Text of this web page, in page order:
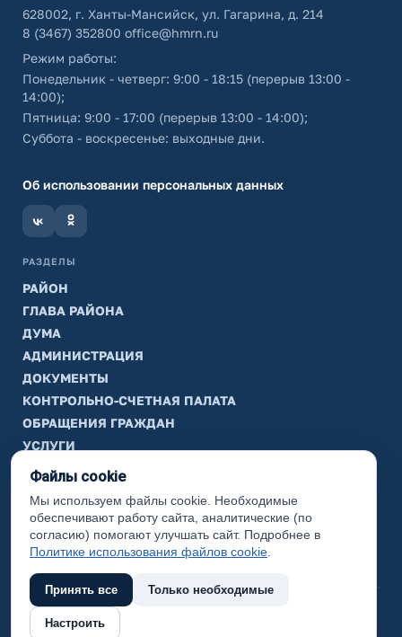
628002, г. Ханты-Мансийск, ул. Гагарина, д. 214
8 (3467) 352800 office@hmrn.ru
Режим работы:
Понедельник - четверг: 9:00 - 18:15 (перерыв 13:00 -
14:00);
Пятница: 9:00 - 17:00 (перерыв 13:00 - 14:00);
Суббота - воскресенье: выходные дни.
Об использовании персональных данных
РАЗДЕЛЫ
РАЙОН
ГЛАВА РАЙОНА
ДУМА
АДМИНИСТРАЦИЯ
ДОКУМЕНТЫ
КОНТРОЛЬНО-СЧЕТНАЯ ПАЛАТА
ОБРАЩЕНИЯ ГРАЖДАН
УСЛУГИ
ТИК
ИНФОРМАЦИЯ
Законодательная карта
Карта сайта
(с) 2017 Ханты-Мансийский район, официальный сайт
администрации
Файлы cookie
Мы используем файлы cookie. Необходимые
обеспечивают работу сайта, аналитические (по
согласию) помогают улучшать сайт. Подробнее в
Политике использования файлов cookie
Принять все Только необходимые
Настроить